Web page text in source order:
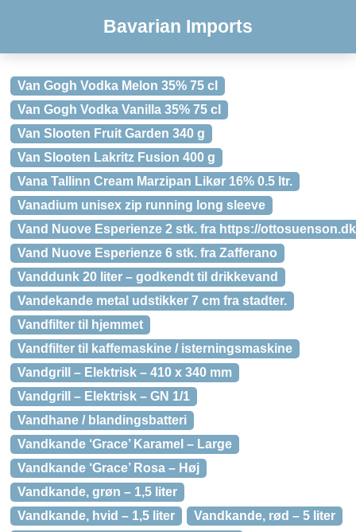
Bavarian Imports
Van Gogh Vodka Melon 35% 75 cl
Van Gogh Vodka Vanilla 35% 75 cl
Van Slooten Fruit Garden 340 g
Van Slooten Lakritz Fusion 400 g
Vana Tallinn Cream Marzipan Likør 16% 0.5 ltr.
Vanadium unisex zip running long sleeve
Vand Nuove Esperienze 2 stk. fra https://
Vand Nuove Esperienze 6 stk. fra Zafferano
Vanddunk 20 liter – godkendt til drikkevand
Vandekande metal udstikker 7 cm fra stadter.
Vandfilter til hjemmet
Vandfilter til kaffemaskine / isterningsmaskine
Vandgrill – Elektrisk – 410 x 340 mm
Vandgrill – Elektrisk – GN 1/1
Vandhane / blandingsbatteri
Vandkande ‘Grace’ Karamel – Large
Vandkande ‘Grace’ Rosa – Høj
Vandkande, grøn – 1,5 liter
Vandkande, hvid – 1,5 liter
Vandkande, rød – 5 liter